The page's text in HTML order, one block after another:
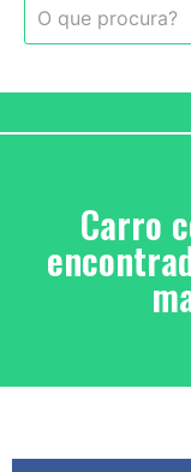
Carro